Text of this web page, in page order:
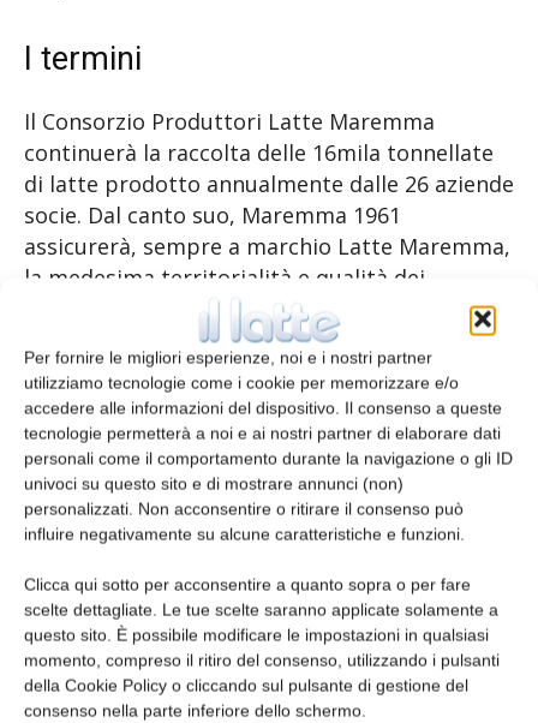
Per fornire le migliori esperienze, noi e i nostri partner
utilizziamo tecnologie come i cookie per memorizzare e/o
accedere alle informazioni del dispositivo. Il consenso a queste
tecnologie permetterà a noi e ai nostri partner di elaborare dati
personali come il comportamento durante la navigazione o gli ID
univoci su questo sito e di mostrare annunci (non)
personalizzati. Non acconsentire o ritirare il consenso può
influire negativamente su alcune caratteristiche e funzioni.
Clicca qui sotto per acconsentire a quanto sopra o per fare
scelte dettagliate. Le tue scelte saranno applicate solamente a
questo sito. È possibile modificare le impostazioni in qualsiasi
momento, compreso il ritiro del consenso, utilizzando i pulsanti
della Cookie Policy o cliccando sul pulsante di gestione del
consenso nella parte inferiore dello schermo.
I termini
Il Consorzio Produttori Latte Maremma
continuerà la raccolta delle 16mila tonnellate
di latte prodotto annualmente dalle 26 aziende
socie. Dal canto suo, Maremma 1961
assicurerà, sempre a marchio Latte Maremma,
la medesima territorialità e qualità dei
prodotti. Lo stabilimento grossettano si
affiancherà pertanto all’altro sito regionale di
Granarolo deputato alla caseificazione di
Pecorino toscano.
(fonte: Il Sole 24 Ore, Radiocor)
TAGS Granarolo